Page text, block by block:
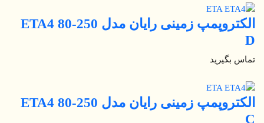
الکتروپمپ زمینی رایان مدل ETA4 80-250
D
تماس بگیرید
الکتروپمپ زمینی رایان مدل ETA4 80-250
C